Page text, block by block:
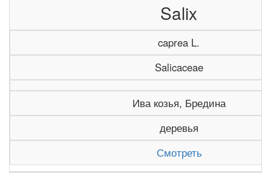
Salix
caprea L.
Salicaceae
Ива козья, Бредина
деревья
Смотреть